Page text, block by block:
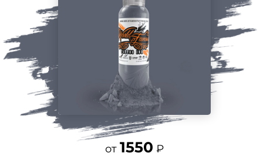
от 1550 ₽